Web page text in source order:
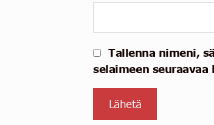
Tallenna nimeni,
selaimeen